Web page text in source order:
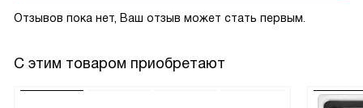
Отзывов пока нет, Ваш отзыв может стать первым.
С этим товаром приобретают